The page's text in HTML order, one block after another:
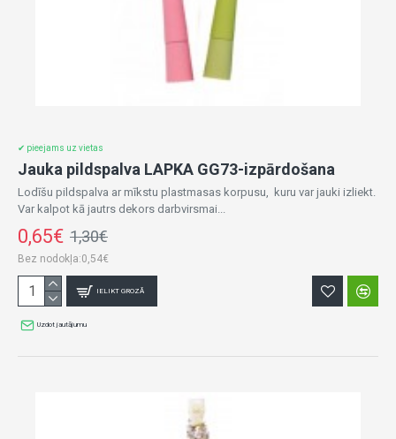
✔ pieejams uz vietas
Jauka pildspalva LAPKA GG73-izpārdošana
Lodīšu pildspalva ar mīkstu plastmasas korpusu, kuru var jauki izliekt.
Var kalpot kā jautrs dekors darbvirsmai...
0,65€ 1,30€
Bez nodokļa:0,54€
IELIKT GROZĀ
Uzdot jautājumu